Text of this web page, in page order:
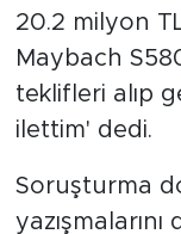
20.2 milyon
Maybach
teklifleri alıp
ilettim' dedi.
Soruşturma